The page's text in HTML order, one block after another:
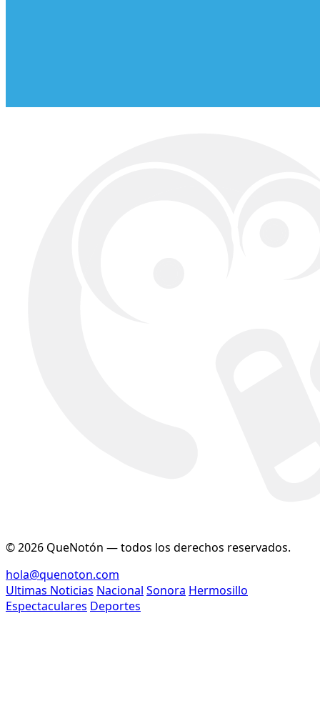
© 2026 QueNotón — todos los derechos reservados.
hola@quenoton.com
Ultimas Noticias Nacional Sonora Hermosillo
Espectaculares Deportes